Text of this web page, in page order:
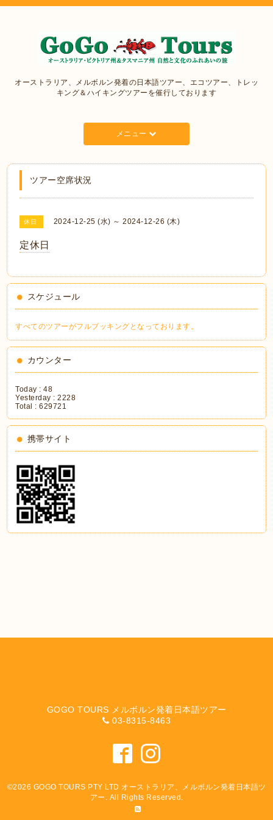
オーストラリア、メルボルン発着の日本語ツアー、エコツアー、トレッ
キング＆ハイキングツアーを催行しております
メニュー
ツアー空席状況
休日 2024-12-25 (水) ～ 2024-12-26 (木)
定休日
スケジュール
すべてのツアーがフルブッキングとなっております。
カウンター
Today :48
Yesterday :2228
Total :629721
携帯サイト
GOGO TOURS メルボルン発着日本語ツアー
03-8315-8463
©2026 GOGO TOURS PTY LTD オーストラリア、メルボルン発着日本語ツ
アー . All Rights Reserved.